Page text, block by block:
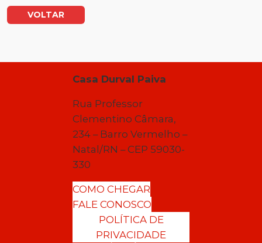
VOLTAR
Casa Durval Paiva
Rua Professor
Clementino Câmara,
234 – Barro Vermelho –
Natal/RN – CEP 59030-
330
COMO CHEGAR
FALE CONOSCO
POLÍTICA DE
PRIVACIDADE